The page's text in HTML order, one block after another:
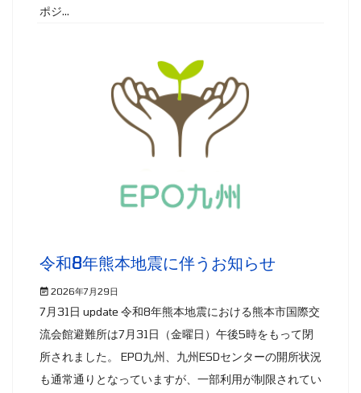
ポジ...
令和8年熊本地震に伴うお知らせ
2026年7月29日
7月31日 update 令和8年熊本地震における熊本市国際交
流会館避難所は7月31日（金曜日）午後5時をもって閉
所されました。 EPO九州、九州ESDセンターの開所状況
も通常通りとなっていますが、一部利用が制限されてい